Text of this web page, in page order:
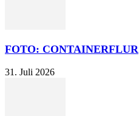
FOTO: CONTAINERFLUR
31. Juli 2026